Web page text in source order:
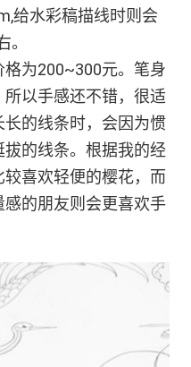
给水彩稿描线时则会
为200~300元。笔身
以手感还不错，很适
的线条时，会因为惯
的线条。根据我的经
喜欢轻便的樱花，而
的朋友则会更喜欢手